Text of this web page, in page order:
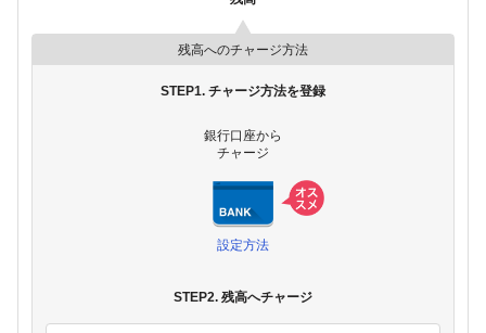
残高へのチャージ方法
STEP1. チャージ方法を登録
銀行口座から
チャージ
設定方法
STEP2. 残高へチャージ